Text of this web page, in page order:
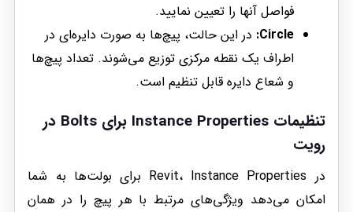
فواصل آنها را تعیین نمایید.
Circle: در این حالت، پیچ‌ها به صورت دایره‌ای در
اطراف یک نقطه مرکزی توزیع می‌شوند. تعداد پیچ‌ها
و شعاع دایره قابل تنظیم است.
تنظیمات Instance Properties برای Bolts در
رویت
در Revit، Instance Properties برای بولت‌ها به شما
امکان می‌دهد ویژگی‌های مرتبط با هر پیچ را در همان